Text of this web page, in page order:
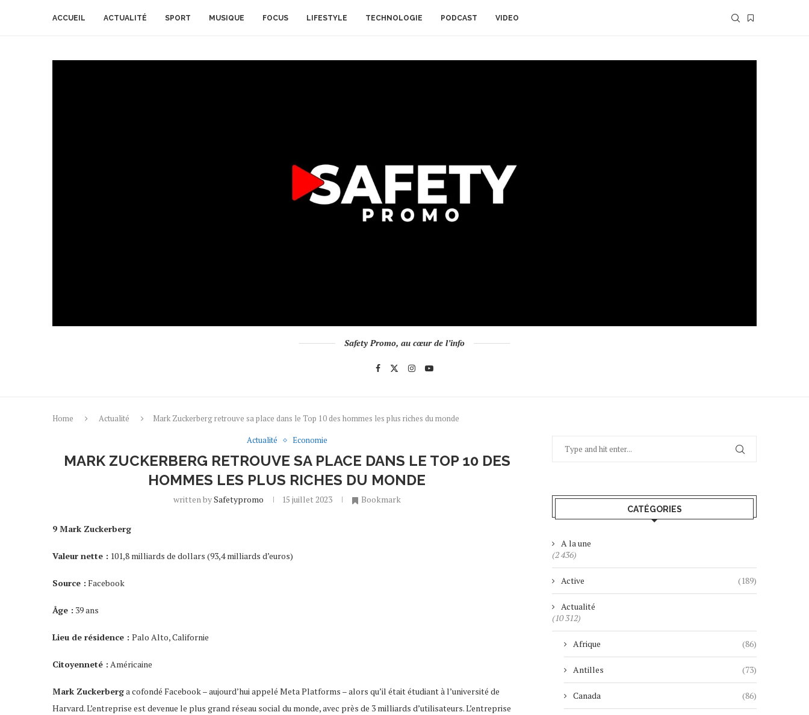
ACCUEIL ACTUALITÉ SPORT MUSIQUE FOCUS LIFESTYLE TECHNOLOGIE PODCAST VIDEO
Safety Promo, au cœur de l’info
Home Actualité
Mark Zuckerberg retrouve sa place dans le Top 10 des hommes les plus riches du monde
Actualité
Economie
MARK ZUCKERBERG RETROUVE SA PLACE DANS LE TOP 10 DES
HOMMES LES PLUS RICHES DU MONDE
written bySafetypromo 15 juillet 2023 Bookmark
9 Mark Zuckerberg
Valeur nette : 101,8 milliards de dollars (93,4 milliards d’euros)
Source : Facebook
Âge : 39 ans
Lieu de résidence : Palo Alto, Californie
Citoyenneté : Américaine
Mark Zuckerberga cofondé Facebook – aujourd’hui appelé Meta Platforms – alors qu’il était étudiant à l’université de
Harvard. L’entreprise est devenue le plus grand réseau social du monde, avec près de 3 milliards d’utilisateurs. L’entreprise
CATÉGORIES
A la une
(2 436)
Active (189)
Actualité
(10 312)
Afrique (86)
Antilles (73)
Canada (86)